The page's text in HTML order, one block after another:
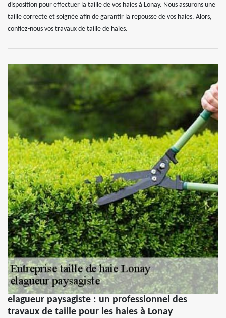
disposition pour effectuer la taille de vos haies à Lonay. Nous assurons une
taille correcte et soignée afin de garantir la repousse de vos haies. Alors,
confiez-nous vos travaux de taille de haies.
elagueur paysagiste : un professionnel des
travaux de taille pour les haies à Lonay